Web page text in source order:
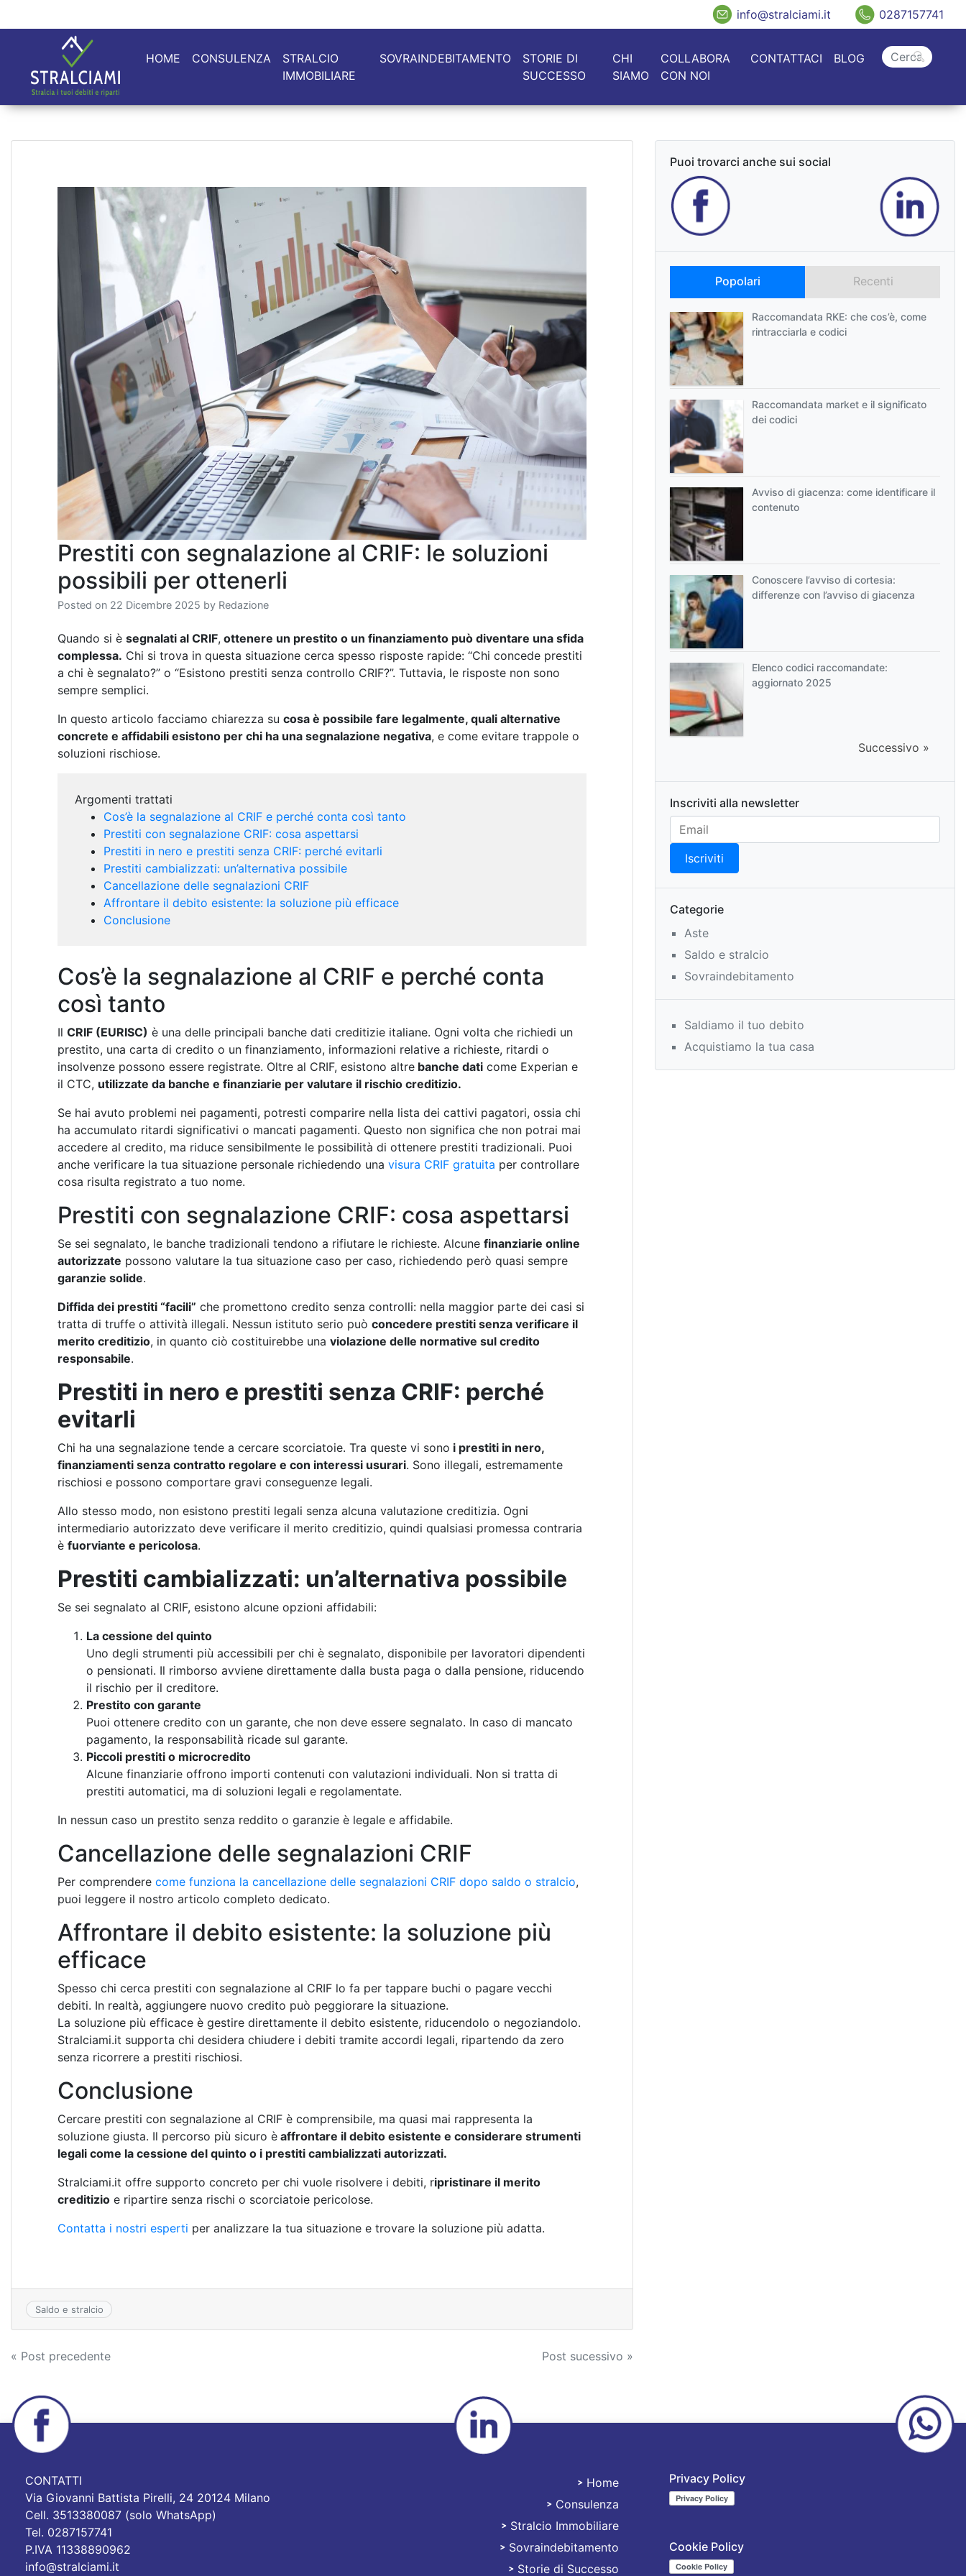
info@stralciami.it 0287157741
HOME CONSULENZA
STRALCIO
IMMOBILIARE
SOVRAINDEBITAMENTO
STORIE DI
SUCCESSO
CHI
SIAMO
COLLABORA
CON NOI
CONTATTACI BLOG
Prestiti con segnalazione al CRIF: le soluzioni
possibili per ottenerli
Posted on 22 Dicembre 2025 by Redazione
Quando si è segnalati al CRIF, ottenere un prestito o un finanziamento può diventare una sfida
complessa. Chi si trova in questa situazione cerca spesso risposte rapide: “Chi concede prestiti
a chi è segnalato?” o “Esistono prestiti senza controllo CRIF?”. Tuttavia, le risposte non sono
sempre semplici.
In questo articolo facciamo chiarezza su cosa è possibile fare legalmente, quali alternative
concrete e affidabili esistono per chi ha una segnalazione negativa, e come evitare trappole o
soluzioni rischiose.
Argomenti trattati
Cos’è la segnalazione al CRIF e perché conta così tanto
Prestiti con segnalazione CRIF: cosa aspettarsi
Prestiti in nero e prestiti senza CRIF: perché evitarli
Prestiti cambializzati: un’alternativa possibile
Cancellazione delle segnalazioni CRIF
Affrontare il debito esistente: la soluzione più efficace
Conclusione
Cos’è la segnalazione al CRIF e perché conta
così tanto
Il CRIF (EURISC) è una delle principali banche dati creditizie italiane. Ogni volta che richiedi un
prestito, una carta di credito o un finanziamento, informazioni relative a richieste, ritardi o
insolvenze possono essere registrate. Oltre al CRIF, esistono altre banche dati come Experian e
il CTC, utilizzate da banche e finanziarie per valutare il rischio creditizio.
Se hai avuto problemi nei pagamenti, potresti comparire nella lista dei cattivi pagatori, ossia chi
ha accumulato ritardi significativi o mancati pagamenti. Questo non significa che non potrai mai
accedere al credito, ma riduce sensibilmente le possibilità di ottenere prestiti tradizionali. Puoi
anche verificare la tua situazione personale richiedendo una visura CRIF gratuita per controllare
cosa risulta registrato a tuo nome.
Prestiti con segnalazione CRIF: cosa aspettarsi
Se sei segnalato, le banche tradizionali tendono a rifiutare le richieste. Alcune finanziarie online
autorizzate possono valutare la tua situazione caso per caso, richiedendo però quasi sempre
garanzie solide.
Diffida dei prestiti “facili” che promettono credito senza controlli: nella maggior parte dei casi si
tratta di truffe o attività illegali. Nessun istituto serio può concedere prestiti senza verificare il
merito creditizio, in quanto ciò costituirebbe una violazione delle normative sul credito
responsabile.
Prestiti in nero e prestiti senza CRIF: perché
evitarli
Chi ha una segnalazione tende a cercare scorciatoie. Tra queste vi sono i prestiti in nero,
finanziamenti senza contratto regolare e con interessi usurari. Sono illegali, estremamente
rischiosi e possono comportare gravi conseguenze legali.
Allo stesso modo, non esistono prestiti legali senza alcuna valutazione creditizia. Ogni
intermediario autorizzato deve verificare il merito creditizio, quindi qualsiasi promessa contraria
è fuorviante e pericolosa.
Prestiti cambializzati: un’alternativa possibile
Se sei segnalato al CRIF, esistono alcune opzioni affidabili:
La cessione del quinto
Uno degli strumenti più accessibili per chi è segnalato, disponibile per lavoratori dipendenti
o pensionati. Il rimborso avviene direttamente dalla busta paga o dalla pensione, riducendo
il rischio per il creditore.
Prestito con garante
Puoi ottenere credito con un garante, che non deve essere segnalato. In caso di mancato
pagamento, la responsabilità ricade sul garante.
Piccoli prestiti o microcredito
Alcune finanziarie offrono importi contenuti con valutazioni individuali. Non si tratta di
prestiti automatici, ma di soluzioni legali e regolamentate.
In nessun caso un prestito senza reddito o garanzie è legale e affidabile.
Cancellazione delle segnalazioni CRIF
Per comprendere come funziona la cancellazione delle segnalazioni CRIF dopo saldo o stralcio,
puoi leggere il nostro articolo completo dedicato.
Affrontare il debito esistente: la soluzione più
efficace
Spesso chi cerca prestiti con segnalazione al CRIF lo fa per tappare buchi o pagare vecchi
debiti. In realtà, aggiungere nuovo credito può peggiorare la situazione.
La soluzione più efficace è gestire direttamente il debito esistente, riducendolo o negoziandolo.
Stralciami.it supporta chi desidera chiudere i debiti tramite accordi legali, ripartendo da zero
senza ricorrere a prestiti rischiosi.
Conclusione
Cercare prestiti con segnalazione al CRIF è comprensibile, ma quasi mai rappresenta la
soluzione giusta. Il percorso più sicuro è affrontare il debito esistente e considerare strumenti
legali come la cessione del quinto o i prestiti cambializzati autorizzati.
Stralciami.it offre supporto concreto per chi vuole risolvere i debiti, ripristinare il merito
creditizio e ripartire senza rischi o scorciatoie pericolose.
Contatta i nostri esperti per analizzare la tua situazione e trovare la soluzione più adatta.
Saldo e stralcio
Navigazione
articoli
« Post precedente Post sucessivo »
Puoi trovarci anche sui social
Popolari Recenti
Raccomandata RKE: che cos’è, come
rintracciarla e codici
Raccomandata market e il significato
dei codici
Avviso di giacenza: come identificare il
contenuto
Conoscere l’avviso di cortesia:
differenze con l’avviso di giacenza
Elenco codici raccomandate:
aggiornato 2025
Successivo »
Inscriviti alla newsletter
Categorie
Aste
Saldo e stralcio
Sovraindebitamento
Saldiamo il tuo debito
Acquistiamo la tua casa
CONTATTI
Via Giovanni Battista Pirelli, 24 20124 Milano
Cell. 3513380087 (solo WhatsApp)
Tel. 0287157741
P.IVA 11338890962
info@stralciami.it
Home
Consulenza
Stralcio Immobiliare
Sovraindebitamento
Storie di Successo
Privacy Policy
Cookie Policy